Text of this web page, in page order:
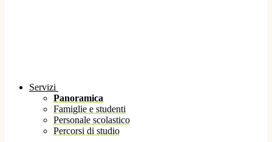
Servizi
Panoramica
Famiglie e studenti
Personale scolastico
Percorsi di studio